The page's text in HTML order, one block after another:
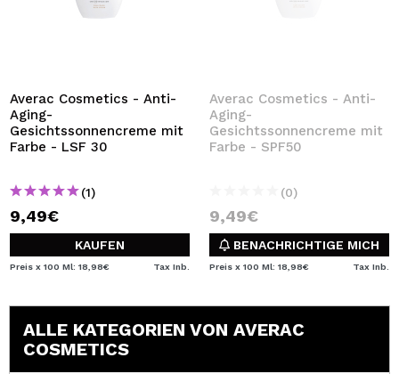
Averac Cosmetics - Anti-
Aging-
Gesichtssonnencreme mit
Farbe - LSF 30
(1)
9,49€
KAUFEN
Preis x 100 Ml: 18,98€ Tax Inb.
Averac Cosmetics - Anti-
Aging-
Gesichtssonnencreme mit
Farbe - SPF50
(0)
9,49€
BENACHRICHTIGE MICH
Preis x 100 Ml: 18,98€ Tax Inb.
ALLE KATEGORIEN VON AVERAC
COSMETICS